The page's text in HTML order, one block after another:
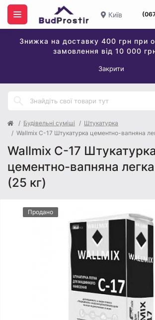
Київ
Знижка на доставку 400 грн при
замовлення від 10 000
Закрити
Будівельні суміші
Штукатурка
Wallmix C-17 Штукатурка цементно-вапняна
Wallmix C-17 Штукатурка
цементно-вапняна
(25 кг)
Продано